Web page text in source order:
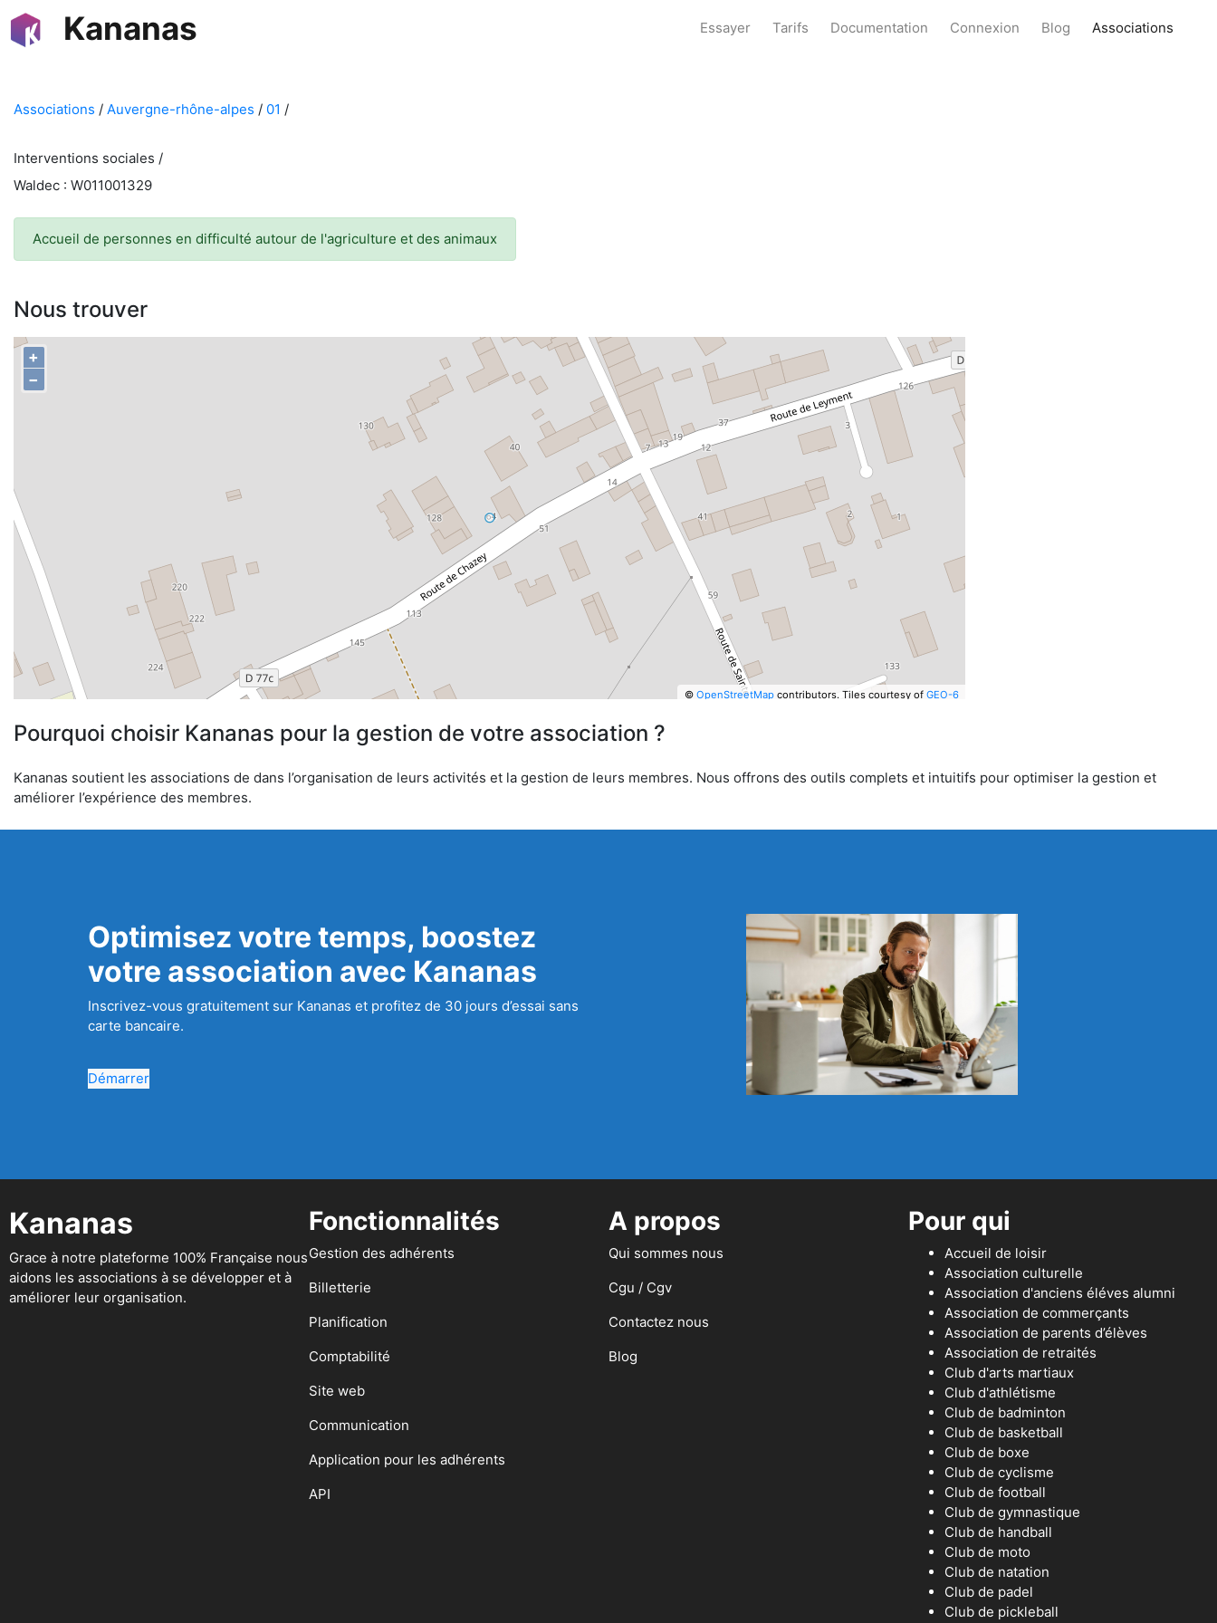
Kananas Essayer Tarifs Documentation Connexion Blog Associations
Associations / Auvergne-rhône-alpes / 01 /
Interventions sociales /
Waldec : W011001329
Accueil de personnes en difficulté autour de l'agriculture et des animaux
Nous trouver
+
−
© OpenStreetMapcontributors. Tiles courtesy of GEO-6
Pourquoi choisir Kananas pour la gestion de votre association ?
Kananas soutient les associations de dans l’organisation de leurs activités et la gestion de leurs membres. Nous offrons des outils complets et intuitifs pour optimiser la gestion et
améliorer l’expérience des membres.
Optimisez votre temps, boostez
votre association avec Kananas
Inscrivez-vous gratuitement sur Kananas et profitez de 30 jours d’essai sans
carte bancaire.
Démarrer
Kananas
Grace à notre plateforme 100% Française nous
aidons les associations à se développer et à
améliorer leur organisation.
Fonctionnalités
Gestion des adhérents
Billetterie
Planification
Comptabilité
Site web
Communication
Application pour les adhérents
API
A propos
Qui sommes nous
Cgu / Cgv
Contactez nous
Blog
Pour qui
Accueil de loisir
Association culturelle
Association d'anciens éléves alumni
Association de commerçants
Association de parents d’élèves
Association de retraités
Club d'arts martiaux
Club d'athlétisme
Club de badminton
Club de basketball
Club de boxe
Club de cyclisme
Club de football
Club de gymnastique
Club de handball
Club de moto
Club de natation
Club de padel
Club de pickleball